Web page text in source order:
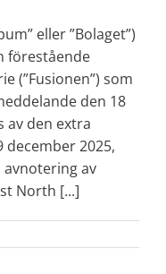
eller ”Bolaget”)
förestående
(”Fusionen”) som
den 18
av den extra
december 2025,
av
North [...]